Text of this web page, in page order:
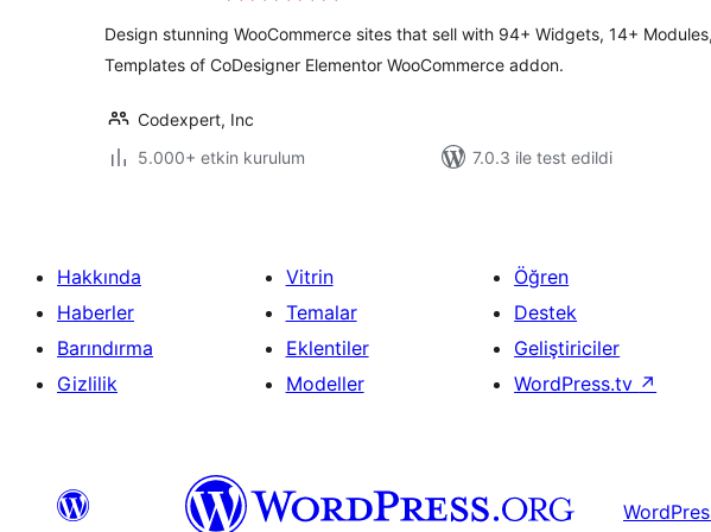
Design stunning WooCommerce sites that sell with 94+ Widgets, 14+
Templates of CoDesigner Elementor WooCommerce addon.
Codexpert, Inc
5.000+ etkin kurulum
7.0.3 ile test edildi
Hakkında
Haberler
Barındırma
Gizlilik
Vitrin
Temalar
Eklentiler
Modeller
Öğren
Destek
Geliştiriciler
WordPress.tv ↗